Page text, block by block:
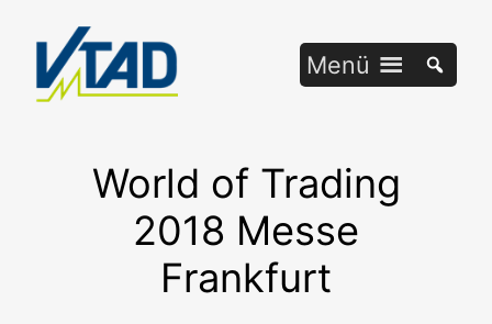
springen
Menü
World of Trading
2018 Messe
Frankfurt